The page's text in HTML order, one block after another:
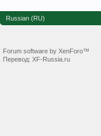
Russian (RU)
Forum software by XenForo™
Перевод: XF-Russia.ru